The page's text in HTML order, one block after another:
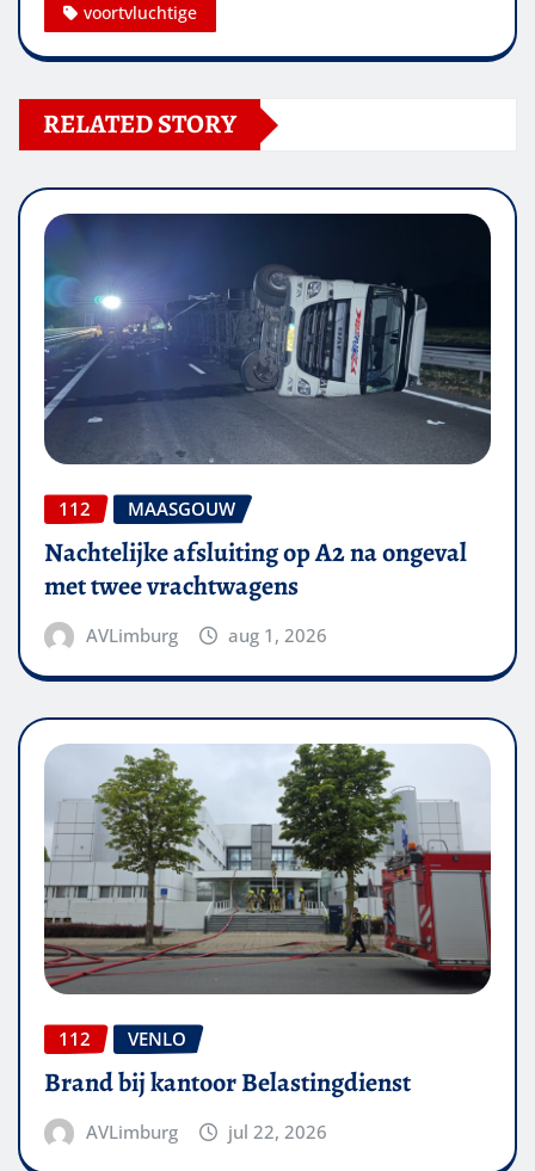
voortvluchtige
RELATED STORY
112 MAASGOUW
Nachtelijke afsluiting op A2 na ongeval
met twee vrachtwagens
AVLimburg aug 1, 2026
112 VENLO
Brand bij kantoor Belastingdienst
AVLimburg jul 22, 2026